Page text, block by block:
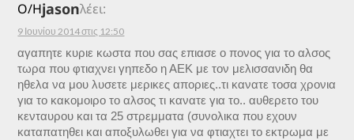
Ο/Ηjasonλέει:
9 Ιουνίου 2014 στις 12:50
αγαπητε κυριε κωστα που σας επιασε ο πονος για το αλσος
τωρα που φτιαχνει γηπεδο η ΑΕΚ με τον μελισσανιδη θα
ηθελα να μου λυσετε μερικες αποριες..τι κανατε τοσα χρονια
για το κακομοιρο το αλσος τι κανατε για το.. αυθερετο του
κενταυρου και τα 25 στρεμματα (συνολικα που εχουν
καταπατηθει και αποξυλωθει για να φτιαχτει το εκτρωμα με